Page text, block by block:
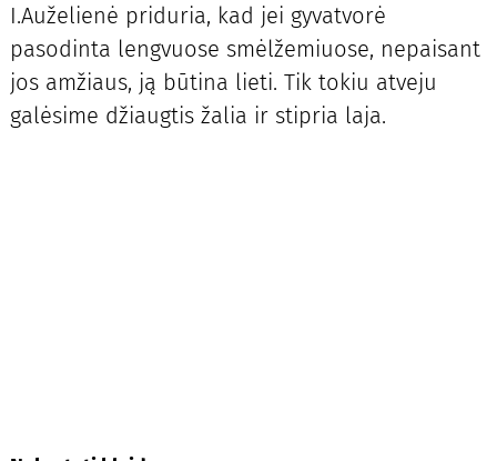
I.Auželienė priduria, kad jei gyvatvorė
pasodinta lengvuose smėlžemiuose, nepaisant
jos amžiaus, ją būtina lieti. Tik tokiu atveju
galėsime džiaugtis žalia ir stipria laja.